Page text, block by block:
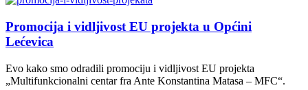
Promocija i vidljivost EU projekta u Općini
Lećevica
Evo kako smo odradili promociju i vidljivost EU projekta
„Multifunkcionalni centar fra Ante Konstantina Matasa – MFC“.